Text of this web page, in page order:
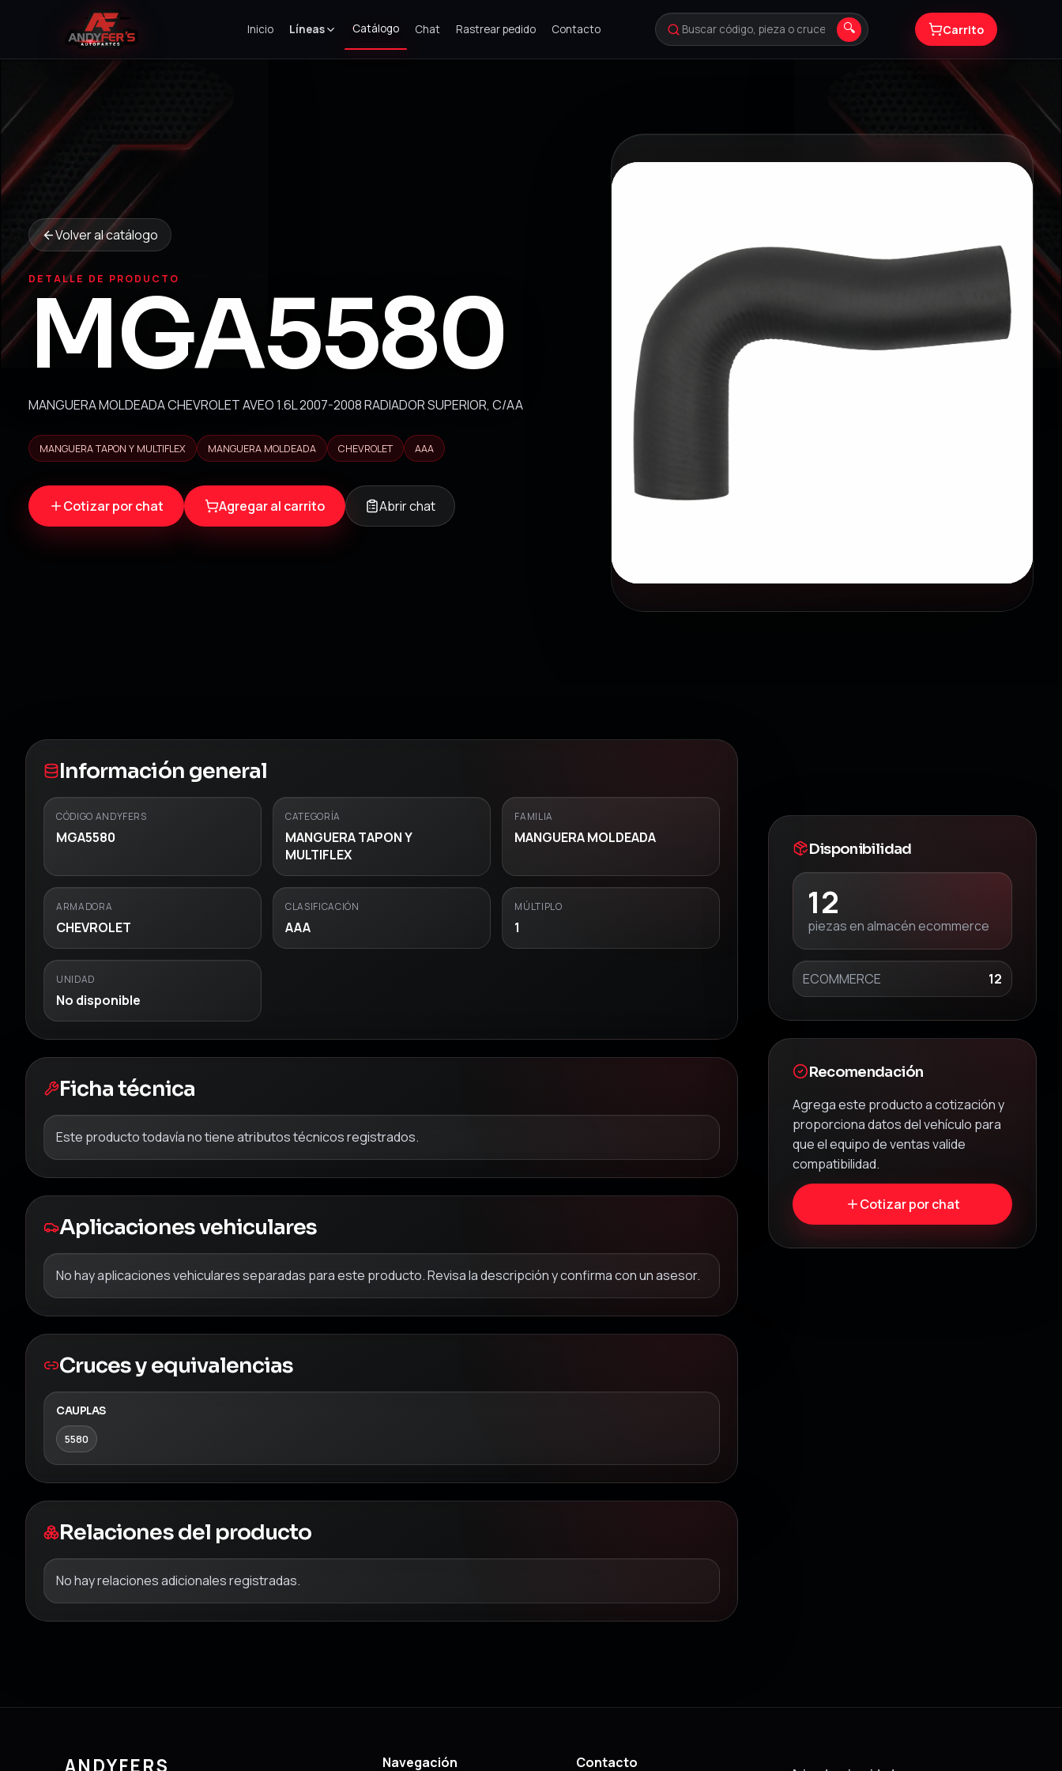
Inicio Líneas Catálogo Chat Rastrear pedido Contacto 🔍 Carrito
Volver al catálogo
DETALLE DE PRODUCTO
MGA5580
MANGUERA MOLDEADA CHEVROLET AVEO 1.6L 2007-2008 RADIADOR SUPERIOR, C/AA
MANGUERA TAPON Y MULTIFLEX MANGUERA MOLDEADA CHEVROLET AAA
Cotizar por chat Agregar al carrito Abrir chat
Información general
CÓDIGO ANDYFERS
MGA5580
CATEGORÍA
MANGUERA TAPON Y
MULTIFLEX
FAMILIA
MANGUERA MOLDEADA
ARMADORA
CHEVROLET
CLASIFICACIÓN
AAA
MÚLTIPLO
1
UNIDAD
No disponible
Ficha técnica
Este producto todavía no tiene atributos técnicos registrados.
Aplicaciones vehiculares
No hay aplicaciones vehiculares separadas para este producto. Revisa la descripción y confirma con un asesor.
Cruces y equivalencias
CAUPLAS
5580
Relaciones del producto
No hay relaciones adicionales registradas.
Disponibilidad
12
piezas en almacén ecommerce
ECOMMERCE 12
Recomendación
Agrega este producto a cotización y
proporciona datos del vehículo para
que el equipo de ventas valide
compatibilidad.
Cotizar por chat
ANDYFERS Navegación Contacto